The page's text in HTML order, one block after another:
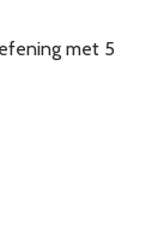
met 5